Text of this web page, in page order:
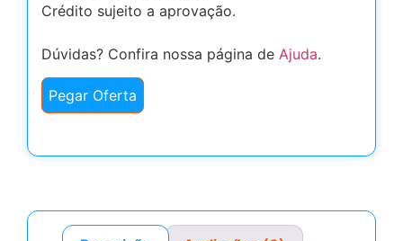
Crédito sujeito a aprovação.
Dúvidas? Confira nossa página de Ajuda.
Pegar Oferta